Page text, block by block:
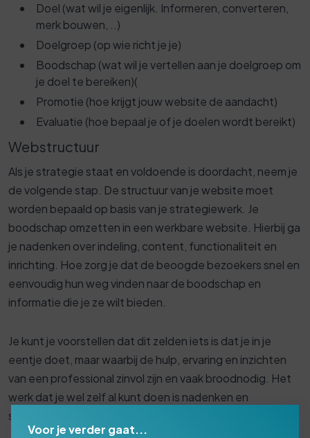
Doel (wat wil je eigenlijk. Informeren, converteren,
merk bouwen, ..)
Doelgroep (op wie richt je je)
Boodschap (wat wil je vertellen aan je doelgroep om
je doel te bereiken)(
Promotie (hoe krijgt jouw website de aandacht)
Evaluatie (hoe bepaal je of je doelen wordt bereikt)
Webstructuur
Als je strategie staat en voldoende is doordacht, neem je
de volgende stap. De structuur van je website moet
worden bepaald op basis van je strategiewerk. Je
boodschap omzetten in een werkbare website. Hierbij ga
je nadenken over indeling, content, functionaliteit en
inrichting. Hoe zorg je dat de beoogde bezoekers snel en
eenvoudig hun weg vinden naar de boodschap en
informatie die je ze wilt bieden.
Je kunt je voorstellen dat dit zelden iets is dat je in je
eentje doet, maar waarbij de hulp, ervaring en inzichten
van een professional zinvol zijn en vaak broodnodig. Het
werk dat je wel zelf al kunt doen is nadenken en
structureren wat je wilt:
Voor je verder gaat...